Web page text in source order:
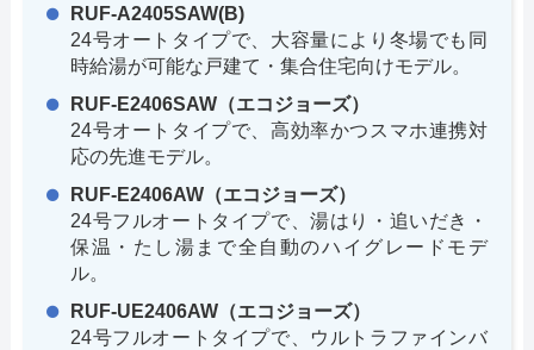
RUF-A2405SAW(B)
24号オートタイプで、大容量により冬場でも同
時給湯が可能な戸建て・集合住宅向けモデル。
RUF-E2406SAW（エコジョーズ）
24号オートタイプで、高効率かつスマホ連携対
応の先進モデル。
RUF-E2406AW（エコジョーズ）
24号フルオートタイプで、湯はり・追いだき・
保温・たし湯まで全自動のハイグレードモデ
ル。
RUF-UE2406AW（エコジョーズ）
24号フルオートタイプで、ウルトラファインバ